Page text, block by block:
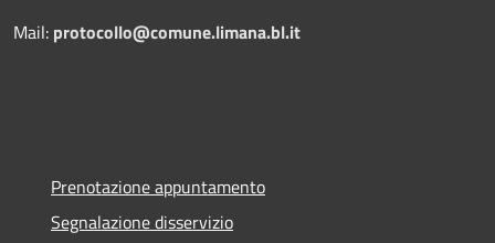
Mail: protocollo@comune.limana.bl.it
Prenotazione appuntamento
Segnalazione disservizio